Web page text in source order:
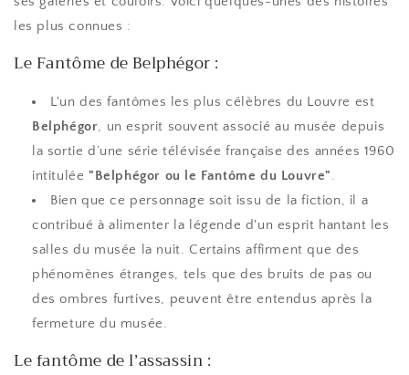
les plus connues :
Le Fantôme de Belphégor :
L'un des fantômes les plus célèbres du Louvre est
Belphégor, un esprit souvent associé au musée depuis
la sortie d’une série télévisée française des années 1960
intitulée "Belphégor ou le Fantôme du Louvre".
Bien que ce personnage soit issu de la fiction, il a
contribué à alimenter la légende d'un esprit hantant les
salles du musée la nuit. Certains affirment que des
phénomènes étranges, tels que des bruits de pas ou
des ombres furtives, peuvent être entendus après la
fermeture du musée.
Le fantôme de l’assassin :